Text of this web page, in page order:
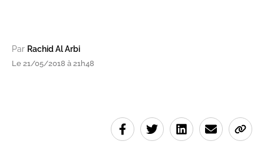
Par Rachid Al Arbi
Le 21/05/2018 à 21h48